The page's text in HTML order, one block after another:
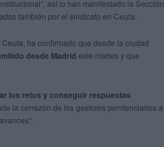
así lo han manifestado la Sección
también por el sindicato en Ceuta.
ha confirmado que desde la ciudad
desde Madrid este martes y que
los retos y conseguir respuestas
la cerrazón de los gestores penitenciarios a